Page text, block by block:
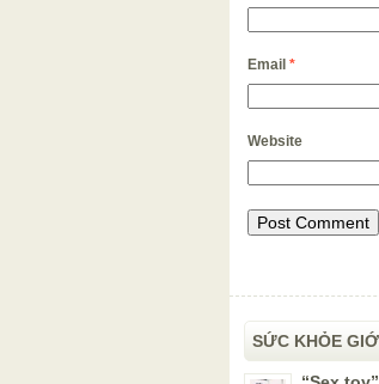
Email *
Website
SỨC KHỎE